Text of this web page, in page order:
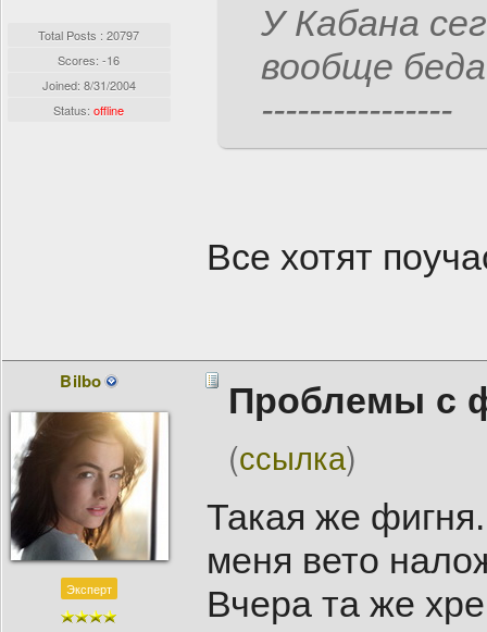
Total Posts : 20797
Scores: -16
Joined: 8/31/2004
Status:offline
У Кабана
вообще
----------------
Все хотят
Bilbo
Эксперт
Проблемы с
(ссылка)
Такая же
меня вето
Вчера та же